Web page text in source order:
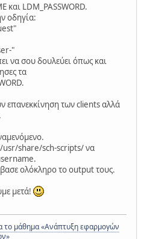
και LDM_PASSWORD.
οδηγία:
"
να σου δουλεύει όπως και
τα
επανεκκίνηση των clients αλλά
usr/share/sch-scripts/ να
ολόκληρο το output τους.
μετά!
το μάθημα «Ανάπτυξη εφαρμογών